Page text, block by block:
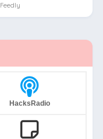
Feedly
HacksRadio